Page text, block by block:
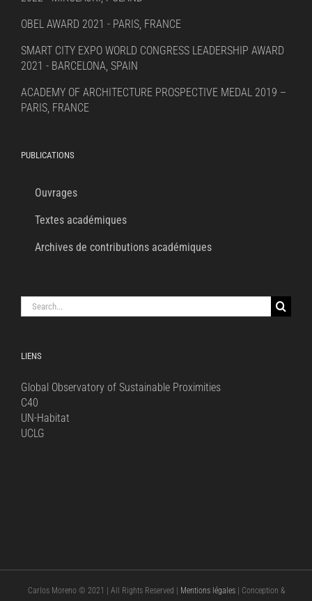
OBEL AWARD 2021 - PARIS, FRANCE
SMART CITY EXPO WORLD CONGRESS LEADERSHIP AWARD
2021 - BARCELONA, SPAIN
ACADEMY OF ARCHITECTURE PROSPECTIVE MEDAL 2019 –
PARIS, FRANCE
PUBLICATIONS
Ouvrages
Textes académiques
Archives de contributions académiques
Search
for:
LIENS
Global Observatory of Sustainable Proximities
C40
UN-Habitat
UCLG
Carlos Moreno © 2021 | All Rights Reserved | Mentions légales| Conception &